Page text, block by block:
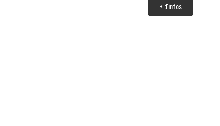
+ d'infos